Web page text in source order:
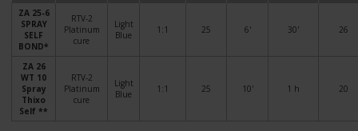
ZA 25-6
SPRAY
SELF
BOND*
RTV-2
Platinum
cure
Light
Blue
1:1 25 6' 30' 26
ZA 26
WT 10
Spray
Thixo
Self **
RTV-2
Platinum
cure
Light
Blue
1:1 25 10' 1 h 20